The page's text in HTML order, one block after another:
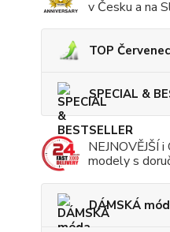
v Česku a na
TOP
SPECIAL &
NEJNOVĚJŠÍ
modely s
DÁMSKÁ